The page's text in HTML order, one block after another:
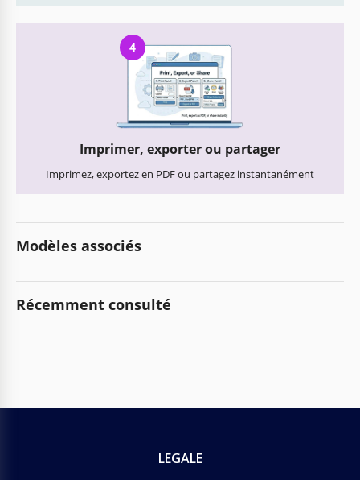
4
Imprimer, exporter ou partager
Imprimez, exportez en PDF ou partagez instantanément
Modèles associés
Récemment consulté
LEGALE